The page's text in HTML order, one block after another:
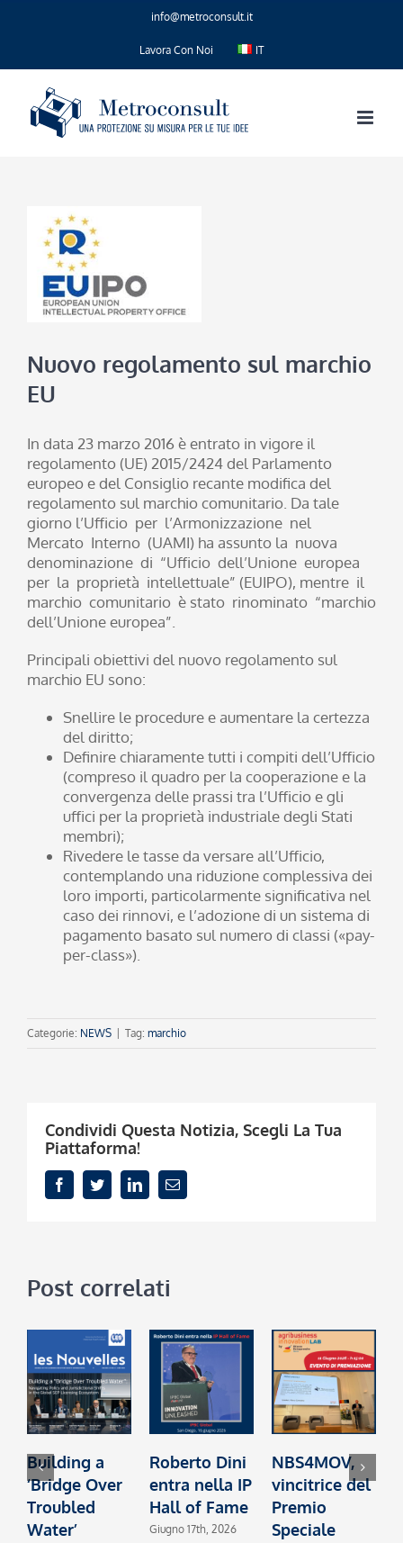
info@metroconsult.it
Lavora Con Noi IT
Nuovo regolamento sul marchio
EU
In data 23 marzo 2016 è entrato in vigore il
regolamento (UE) 2015/2424 del Parlamento
europeo e del Consiglio recante modifica del
regolamento sul marchio comunitario. Da tale
giorno l’Ufficio per l’Armonizzazione nel
Mercato Interno (UAMI) ha assunto la nuova
denominazione di “Ufficio dell’Unione europea
per la proprietà intellettuale” (EUIPO), mentre il
marchio comunitario è stato rinominato “marchio
dell’Unione europea”.
Principali obiettivi del nuovo regolamento sul
marchio EU sono:
Snellire le procedure e aumentare la certezza
del diritto;
Definire chiaramente tutti i compiti dell’Ufficio
(compreso il quadro per la cooperazione e la
convergenza delle prassi tra l’Ufficio e gli
uffici per la proprietà industriale degli Stati
membri);
Rivedere le tasse da versare all’Ufficio,
contemplando una riduzione complessiva dei
loro importi, particolarmente significativa nel
caso dei rinnovi, e l’adozione di un sistema di
pagamento basato sul numero di classi («pay-
per-class»).
Categorie: NEWS Tag: marchio
Condividi Questa Notizia, Scegli La Tua
Piattaforma!
FacebookTwitterLinkedInEmail
Post correlati
Building a
‘Bridge Over
Troubled
Water’
Roberto Dini
entra nella IP
Hall of Fame
Giugno 17th, 2026
NBS4MOV,
vincitrice del
Premio
Speciale